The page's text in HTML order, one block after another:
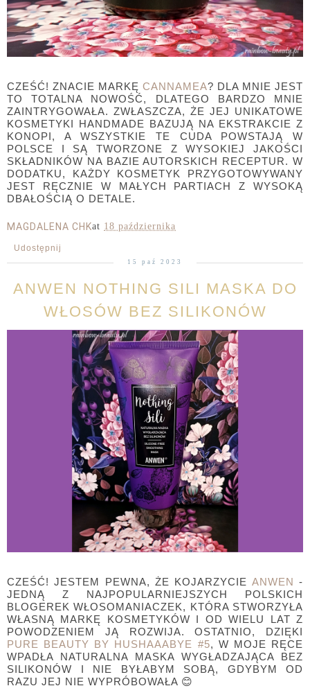
CZEŚĆ! ZNACIE MARKĘ CANNAMEA? DLA MNIE JEST
TO TOTALNA NOWOŚĆ, DLATEGO BARDZO MNIE
ZAINTRYGOWAŁA. ZWŁASZCZA, ŻE JEJ UNIKATOWE
KOSMETYKI HANDMADE BAZUJĄ NA EKSTRAKCIE Z
KONOPI, A WSZYSTKIE TE CUDA POWSTAJĄ W
POLSCE I SĄ TWORZONE Z WYSOKIEJ JAKOŚCI
SKŁADNIKÓW NA BAZIE AUTORSKICH RECEPTUR. W
DODATKU, KAŻDY KOSMETYK PRZYGOTOWYWANY
JEST RĘCZNIE W MAŁYCH PARTIACH Z WYSOKĄ
DBAŁOŚCIĄ O DETALE.
MAGDALENA CHKat 18 października
Udostępnij
15 paź 2023
ANWEN NOTHING SILI MASKA DO
WŁOSÓW BEZ SILIKONÓW
CZEŚĆ! JESTEM PEWNA, ŻE KOJARZYCIE ANWEN -
JEDNĄ Z NAJPOPULARNIEJSZYCH POLSKICH
BLOGEREK WŁOSOMANIACZEK, KTÓRA STWORZYŁA
WŁASNĄ MARKĘ KOSMETYKÓW I OD WIELU LAT Z
POWODZENIEM JĄ ROZWIJA. OSTATNIO, DZIĘKI
PURE BEAUTY BY HUSHAAABYE #5, W MOJE RĘCE
WPADŁA NATURALNA MASKA WYGŁADZAJĄCA BEZ
SILIKONÓW I NIE BYŁABYM SOBĄ, GDYBYM OD
RAZU JEJ NIE WYPRÓBOWAŁA 😊